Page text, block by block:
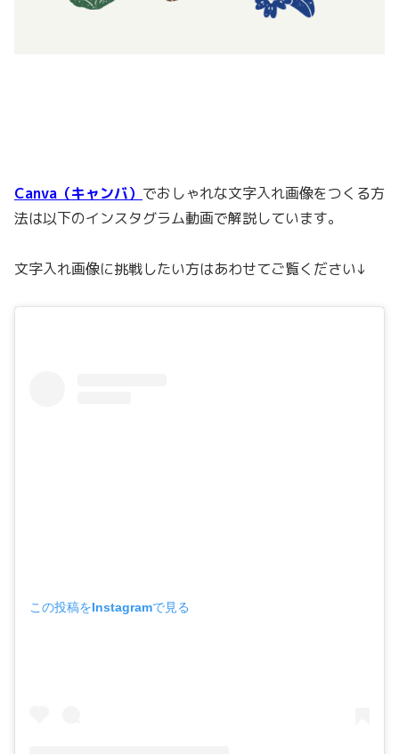
Canva（キャンバ） でおしゃれな文字入れ画像をつくる方
法は以下のインスタグラム動画で解説しています。
文字入れ画像に挑戦したい方はあわせてご覧ください↓
この投稿をInstagramで見る